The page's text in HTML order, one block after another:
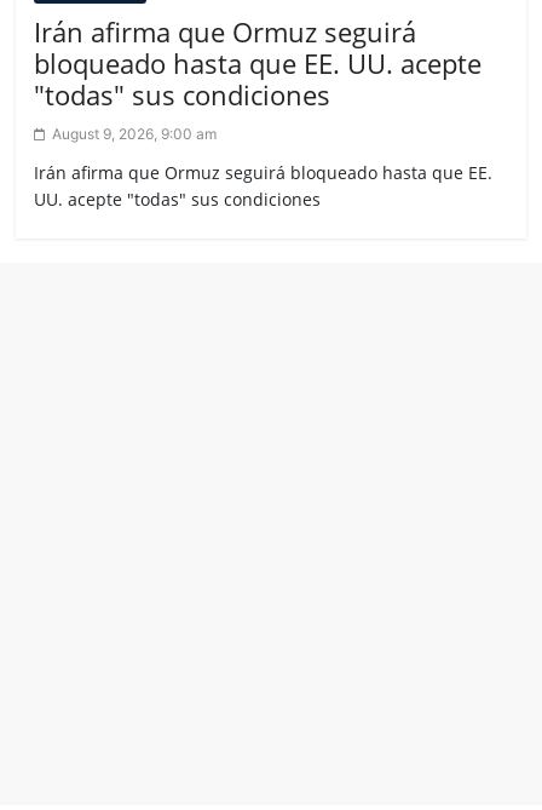
Irán afirma que Ormuz seguirá
bloqueado hasta que EE. UU. acepte
"todas" sus condiciones
August 9, 2026, 9:00 am
Irán afirma que Ormuz seguirá bloqueado hasta que EE.
UU. acepte "todas" sus condiciones